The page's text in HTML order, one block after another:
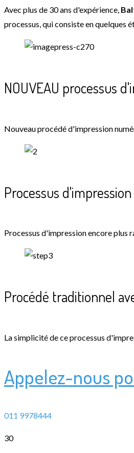
Avec plus de 30 ans d'expérience,
processus, qui consiste en quelques
NOUVEAU processus
Nouveau procédé d'impression
Processus d'impression
Processus d'impression encore plus
Procédé traditionnel
La simplicité de ce processus
Appelez-nous
011 9978444
30